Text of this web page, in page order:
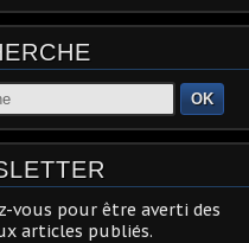
OK
vous pour être averti des
articles publiés.